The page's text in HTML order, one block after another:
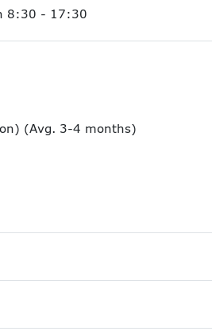
8:30 - 17:30
(Avg. 3-4 months)